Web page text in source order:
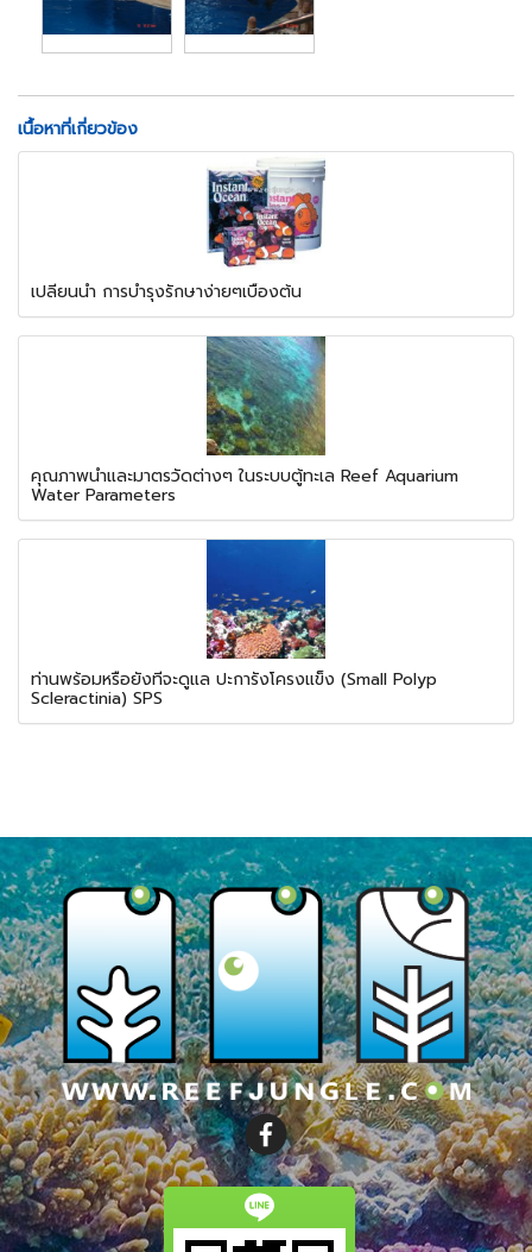
เนื้อหาที่เกี่ยวข้อง
เปลี่ยนน้ำ การบำรุงรักษาง่ายๆเบื้องต้น
คุณภาพน้ำและมาตรวัดต่างๆ ในระบบตู้ทะเล Reef Aquarium
Water Parameters
ท่านพร้อมหรือยังที่จะดูแล ปะการังโครงแข็ง (Small Polyp
Scleractinia) SPS